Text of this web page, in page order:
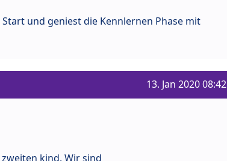
und geniest die Kennlernen Phase mit
13. Jan 2020 08:42
kind. Wir sind